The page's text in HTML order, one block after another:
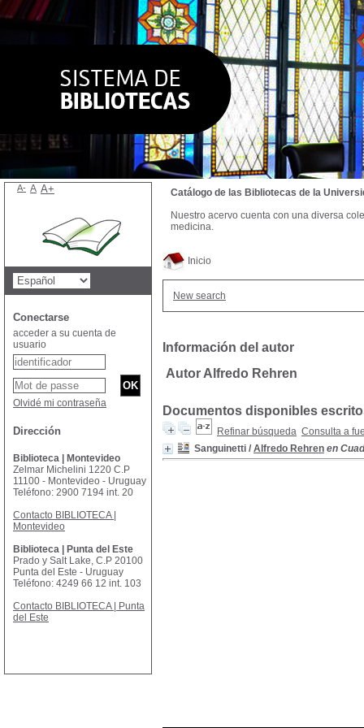
Inicio
New search
Información del autor
Autor Alfredo Rehren
Documentos disponibles
Refinar búsqueda Consulta a
Sanguinetti / Alfredo Rehren en
Catálogo de las Bibliotecas de la
Nuestro acervo cuenta con una diversa
medicina.
A- A A+
Conectarse
acceder a su cuenta de
usuario
Olvidé mi contraseña
Dirección
Biblioteca | Montevideo
Zelmar Michelini 1220 C.P
11100 - Montevideo - Uruguay
Teléfono: 2900 7194 int. 20
Contacto BIBLIOTECA |
Montevideo
Biblioteca | Punta del Este
Prado y Salt Lake, C.P 20100
Punta del Este - Uruguay
Teléfono: 4249 66 12 int. 103
Contacto BIBLIOTECA | Punta
del Este